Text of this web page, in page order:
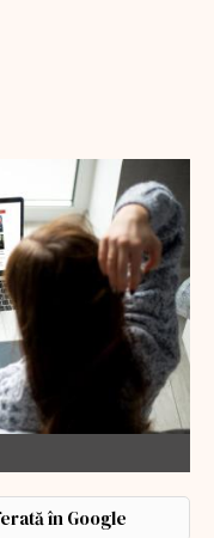
în Google